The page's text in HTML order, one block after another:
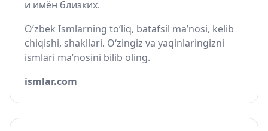
и имён близких.
O‘zbek Ismlarning to‘liq, batafsil ma’nosi, kelib
chiqishi, shakllari. O‘zingiz va yaqinlaringizni
ismlari ma’nosini bilib oling.
ismlar.com